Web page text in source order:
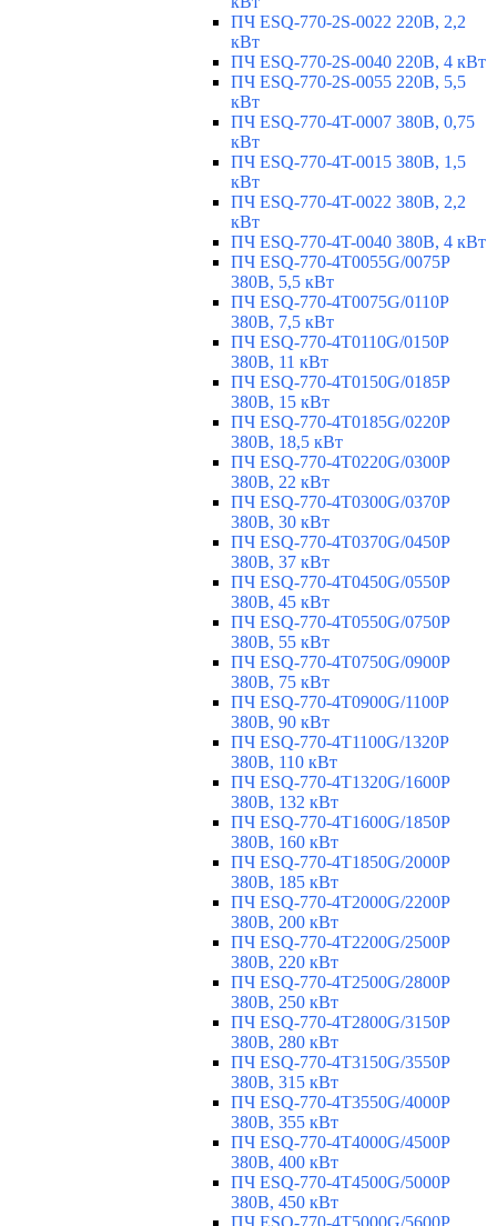
ПЧ ESQ-770-2S-0022 220В, 2,2
кВт
ПЧ ESQ-770-2S-0040 220В, 4 кВт
ПЧ ESQ-770-2S-0055 220В, 5,5
кВт
ПЧ ESQ-770-4T-0007 380В, 0,75
кВт
ПЧ ESQ-770-4T-0015 380В, 1,5
кВт
ПЧ ESQ-770-4T-0022 380В, 2,2
кВт
ПЧ ESQ-770-4T-0040 380В, 4 кВт
ПЧ ESQ-770-4T0055G/0075P
380В, 5,5 кВт
ПЧ ESQ-770-4T0075G/0110P
380В, 7,5 кВт
ПЧ ESQ-770-4T0110G/0150P
380В, 11 кВт
ПЧ ESQ-770-4T0150G/0185P
380В, 15 кВт
ПЧ ESQ-770-4T0185G/0220P
380В, 18,5 кВт
ПЧ ESQ-770-4T0220G/0300P
380В, 22 кВт
ПЧ ESQ-770-4T0300G/0370P
380В, 30 кВт
ПЧ ESQ-770-4T0370G/0450P
380В, 37 кВт
ПЧ ESQ-770-4T0450G/0550P
380В, 45 кВт
ПЧ ESQ-770-4T0550G/0750P
380В, 55 кВт
ПЧ ESQ-770-4T0750G/0900P
380В, 75 кВт
ПЧ ESQ-770-4T0900G/1100P
380В, 90 кВт
ПЧ ESQ-770-4T1100G/1320P
380В, 110 кВт
ПЧ ESQ-770-4T1320G/1600P
380В, 132 кВт
ПЧ ESQ-770-4T1600G/1850P
380В, 160 кВт
ПЧ ESQ-770-4T1850G/2000P
380В, 185 кВт
ПЧ ESQ-770-4T2000G/2200P
380В, 200 кВт
ПЧ ESQ-770-4T2200G/2500P
380В, 220 кВт
ПЧ ESQ-770-4T2500G/2800P
380В, 250 кВт
ПЧ ESQ-770-4T2800G/3150P
380В, 280 кВт
ПЧ ESQ-770-4T3150G/3550P
380В, 315 кВт
ПЧ ESQ-770-4T3550G/4000P
380В, 355 кВт
ПЧ ESQ-770-4T4000G/4500P
380В, 400 кВт
ПЧ ESQ-770-4T4500G/5000P
380В, 450 кВт